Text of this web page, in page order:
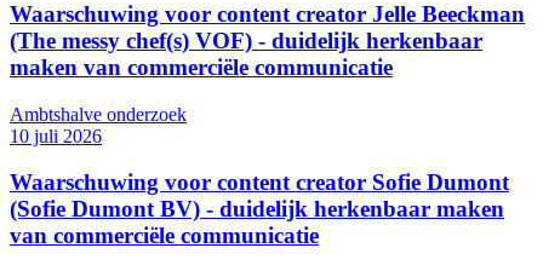
Waarschuwing voor content creator Jelle Beeckman
(The messy chef(s) VOF) - duidelijk herkenbaar
maken van commerciële communicatie
Ambtshalve onderzoek
10 juli 2026
Waarschuwing voor content creator Sofie Dumont
(Sofie Dumont BV) - duidelijk herkenbaar maken
van commerciële communicatie